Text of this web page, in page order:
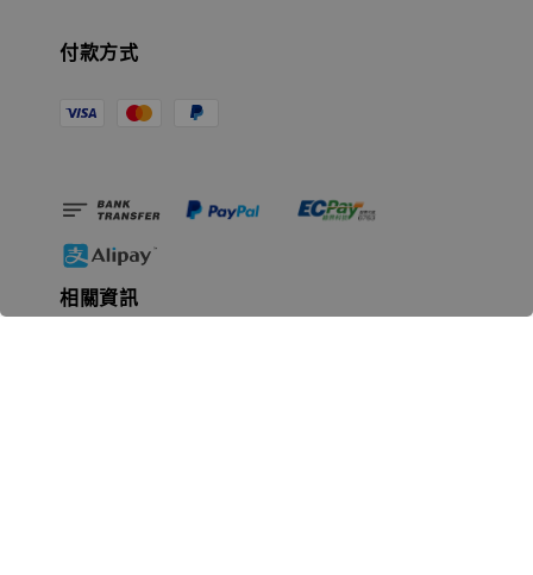
付款方式
相關資訊